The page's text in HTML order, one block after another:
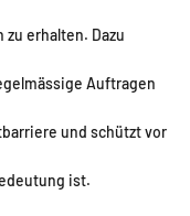
erhalten. Dazu
Auftragen
und schützt vor
ist.